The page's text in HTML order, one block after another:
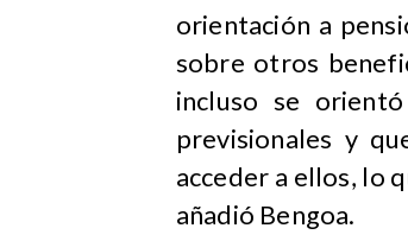
orientación a
sobre otros
incluso se
previsionales y
acceder a ellos, lo
añadió Bengoa.